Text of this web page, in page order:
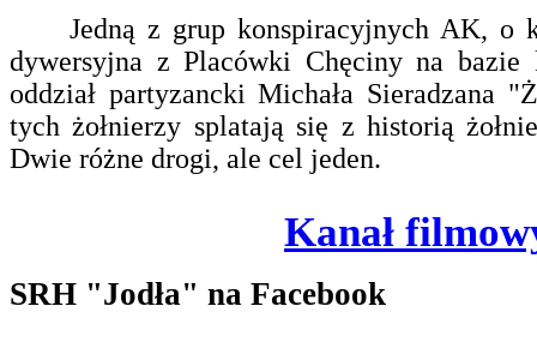
Jedną z grup konspiracyjnych AK, o
dywersyjna z Placówki Chęciny na bazie
oddział partyzancki Michała Sieradzana
tych żołnierzy splatają się z historią
Dwie różne drogi, ale cel jeden.
Kanał
SRH "Jodła" na Facebook